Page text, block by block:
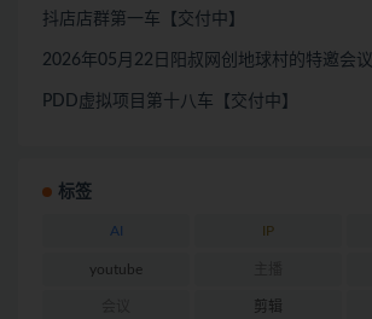
抖店店群第一车【交付中】
2026年05月22日阳叔网创地球村的特邀会议
PDD虚拟项目第十八车【交付中】
标签
AI IP
youtube
剪辑